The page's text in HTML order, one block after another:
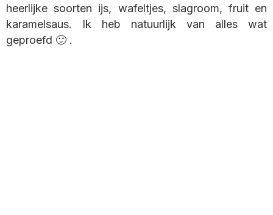
heerlijke soorten ijs, wafeltjes, slagroom, fruit en
karamelsaus. Ik heb natuurlijk van alles wat
geproefd 🙂 .